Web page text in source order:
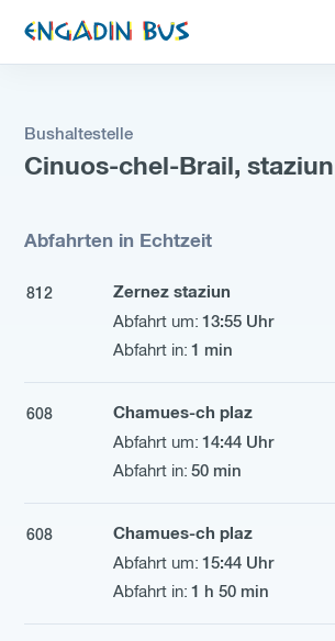
zur
Startseite
Bushaltestelle
Cinuos-chel-Brail, staziun
Abfahrten in Echtzeit
812
Zernez staziun
13:55 Uhr
1 min
608
Chamues-ch plaz
14:44 Uhr
50 min
608
Chamues-ch plaz
15:44 Uhr
1 h 50 min